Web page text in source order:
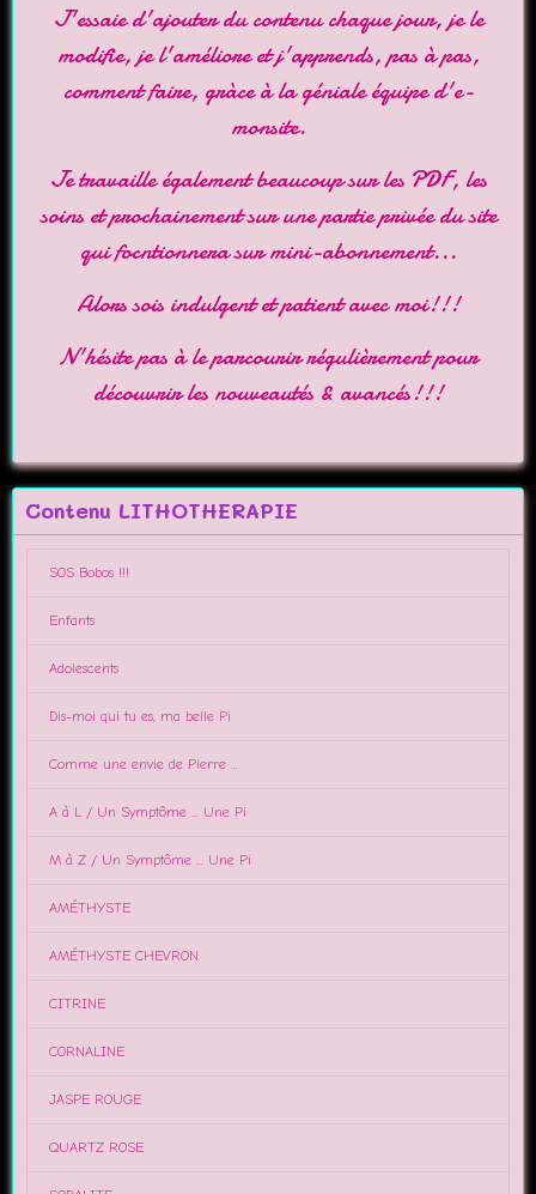
J'essaie d'ajouter du contenu chaque jour, je le
modifie, je l'améliore et j'apprends, pas à pas,
comment faire, gràce à la géniale équipe d'e-
monsite.
Je travaille également beaucoup sur les PDF, les
soins et prochainement sur une partie privée du site
qui focntionnera sur mini-abonnement...
Alors sois indulgent et patient avec moi!!!
N'hésite pas à le parcourir régulièrement pour
découvrir les nouveautés & avancés!!!
Contenu LITHOTHERAPIE
SOS Bobos !!!
Enfants
Adolescents
Dis-moi qui tu es, ma belle Pi
Comme une envie de Pierre ...
A à L / Un Symptôme ... Une Pi
M à Z / Un Symptôme ... Une Pi
AMÉTHYSTE
AMÉTHYSTE CHEVRON
CITRINE
CORNALINE
JASPE ROUGE
QUARTZ ROSE